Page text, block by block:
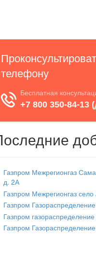
Газпром Межрегионгаз
д. 2А
Газпром Межрегионгаз село
Газпром
Газпром
Газпром